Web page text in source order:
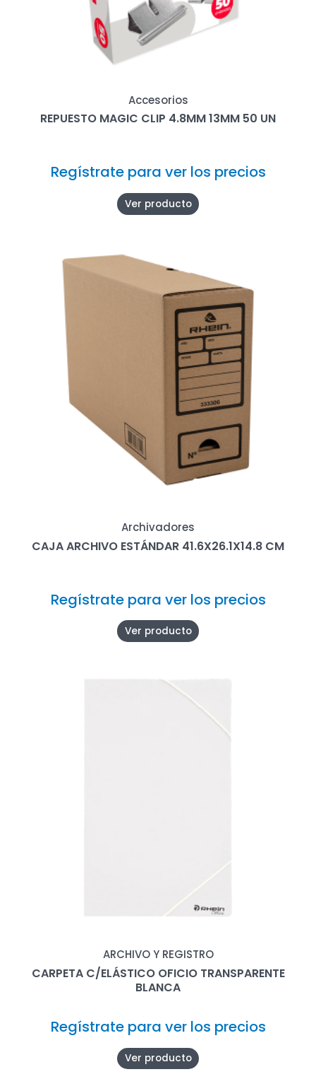
Accesorios
REPUESTO MAGIC CLIP 4.8MM 13MM 50 UN
Regístrate para ver los precios
Ver producto
Archivadores
CAJA ARCHIVO ESTÁNDAR 41.6X26.1X14.8 CM
Regístrate para ver los precios
Ver producto
ARCHIVO Y REGISTRO
CARPETA C/ELÁSTICO OFICIO TRANSPARENTE
BLANCA
Regístrate para ver los precios
Ver producto